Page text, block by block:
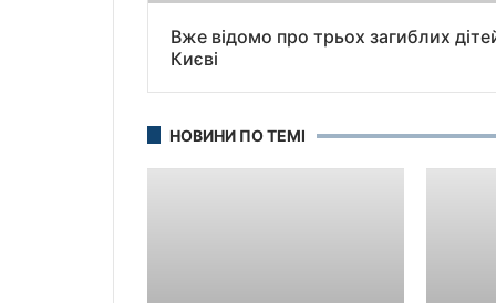
Вже відомо про трьох загиблих
Києві
НОВИНИ ПО ТЕМІ